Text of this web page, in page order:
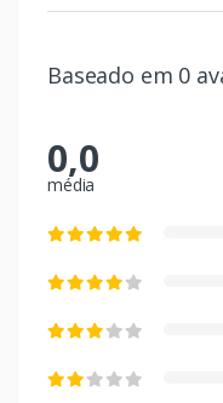
Baseado em 0
0,0
média